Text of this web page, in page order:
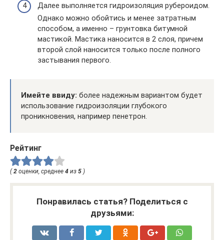
Далее выполняется гидроизоляция рубероидом.
Однако можно обойтись и менее затратным
способом, а именно – грунтовка битумной
мастикой. Мастика наносится в 2 слоя, причем
второй слой наносится только после полного
застывания первого.
Имейте ввиду: более надежным вариантом будет
использование гидроизоляции глубокого
проникновения, например пенетрон.
Рейтинг
( 2 оценки, среднее 4 из 5 )
Понравилась статья? Поделиться с
друзьями: